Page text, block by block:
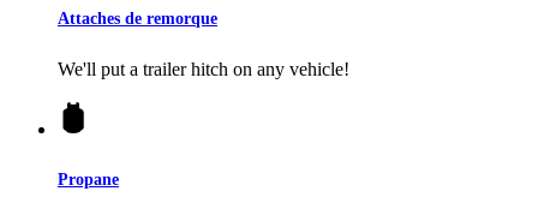
Attaches de remorque
We'll put a trailer hitch on any vehicle!
Propane